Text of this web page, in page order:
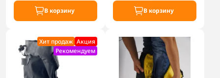
В корзину В корзину
Хит продаж Акция
Рекомендуем